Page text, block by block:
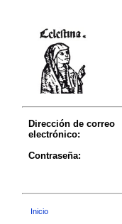
Dirección de correo
electrónico:
Contraseña:
Inicio